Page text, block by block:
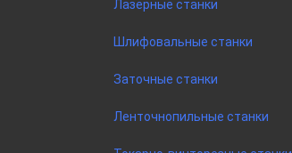
Лазерные станки
Шлифовальные станки
Заточные станки
Ленточнопильные станки